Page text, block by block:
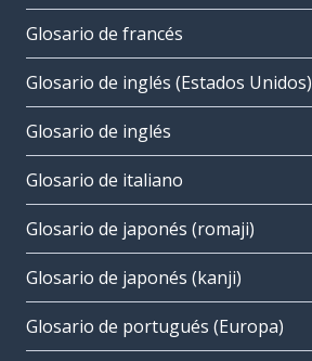
Glosario de francés
Glosario de inglés (Estados Unidos)
Glosario de inglés
Glosario de italiano
Glosario de japonés (romaji)
Glosario de japonés (kanji)
Glosario de portugués (Europa)